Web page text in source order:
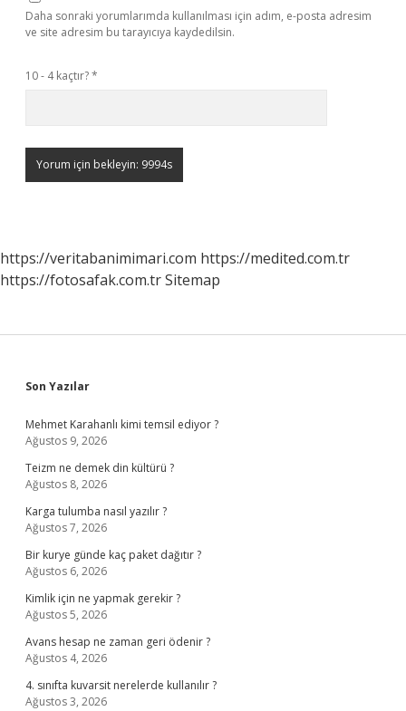
Daha sonraki yorumlarımda kullanılması için adım, e-posta adresim
ve site adresim bu tarayıcıya kaydedilsin.
10 - 4 kaçtır?*
https://veritabanimimari.com https://medited.com.tr
https://fotosafak.com.trSitemap
Sidebar
Son Yazılar
Mehmet Karahanlı kimi temsil ediyor ?
Ağustos 9, 2026
Teizm ne demek din kültürü ?
Ağustos 8, 2026
Karga tulumba nasıl yazılır ?
Ağustos 7, 2026
Bir kurye günde kaç paket dağıtır ?
Ağustos 6, 2026
Kimlik için ne yapmak gerekir ?
Ağustos 5, 2026
Avans hesap ne zaman geri ödenir ?
Ağustos 4, 2026
4. sınıfta kuvarsit nerelerde kullanılır ?
Ağustos 3, 2026